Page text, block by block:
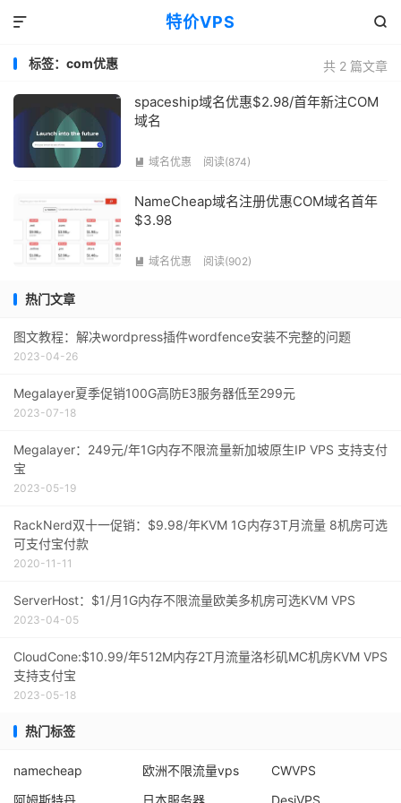
特价VPS 

共 2 篇文章
标签：com优惠
spaceship域名优惠$2.98/首年新注COM
域名
 域名优惠 阅读(874)
NameCheap域名注册优惠COM域名首年
$3.98
 域名优惠 阅读(902)
热门文章
图文教程：解决wordpress插件wordfence安装不完整的问题
2023-04-26
Megalayer夏季促销100G高防E3服务器低至299元
2023-07-18
Megalayer：249元/年1G内存不限流量新加坡原生IP VPS 支持支付
宝
2023-05-19
RackNerd双十一促销：$9.98/年KVM 1G内存3T月流量 8机房可选
可支付宝付款
2020-11-11
ServerHost：$1/月1G内存不限流量欧美多机房可选KVM VPS
2023-04-05
CloudCone:$10.99/年512M内存2T月流量洛杉矶MC机房KVM VPS
支持支付宝
2023-05-18
热门标签
namecheap 欧洲不限流量vps
CWVPS
阿姆斯特丹
日本服务器 DesiVPS